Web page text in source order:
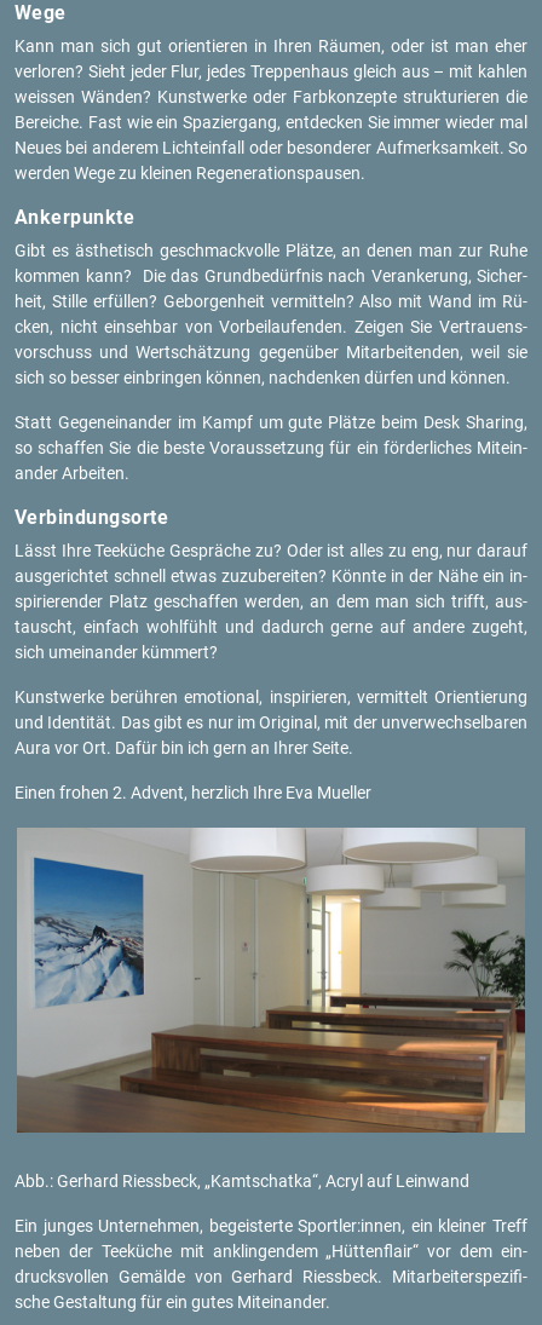
Wege
Kann man sich gut ori­en­tie­ren in Ihren Räu­men, oder ist man eher
ver­lo­ren? Sieht jeder Flur, jedes Trep­pen­haus gleich aus – mit kah­len
weis­sen Wän­den? Kunst­wer­ke oder Farb­kon­zep­te struk­tu­rie­ren die
Be­rei­che. Fast wie ein Spa­zier­gang, ent­de­cken Sie immer wie­der mal
Neues bei an­de­rem Licht­ein­fall oder be­son­de­rer Auf­merk­sam­keit. So
wer­den Wege zu klei­nen Re­ge­ne­ra­ti­ons­pau­sen.
An­ker­punk­te
Gibt es äs­the­tisch ge­schmack­vol­le Plät­ze, an denen man zur Ruhe
kom­men kann? Die das Grund­be­dürf­nis nach Ver­an­ke­rung, Si­cher­
heit, Stil­le er­fül­len? Ge­bor­gen­heit ver­mit­teln? Also mit Wand im Rü­
cken, nicht ein­seh­bar von Vor­bei­lau­fen­den. Zei­gen Sie Ver­trau­ens­
vor­schuss und Wert­schät­zung ge­gen­über Mit­ar­bei­ten­den, weil sie
sich so bes­ser ein­brin­gen kön­nen, nach­den­ken dür­fen und kön­nen.
Statt Ge­gen­ein­an­der im Kampf um gute Plät­ze beim Desk Sharing,
so schaf­fen Sie die beste Vor­aus­set­zung für ein för­der­li­ches Mit­ein­
an­der Ar­bei­ten.
Ver­bin­dungs­or­te
Lässt Ihre Tee­kü­che Ge­sprä­che zu? Oder ist alles zu eng, nur dar­auf
aus­ge­rich­tet schnell etwas zu­zu­be­rei­ten? Könn­te in der Nähe ein in­
spi­rie­ren­der Platz ge­schaf­fen wer­den, an dem man sich trifft, aus­
tauscht, ein­fach wohl­fühlt und da­durch gerne auf an­de­re zu­geht,
sich um­ein­an­der küm­mert?
Kunst­wer­ke be­rüh­ren emo­tio­nal, in­spi­rie­ren, ver­mit­telt Ori­en­tie­rung
und Iden­ti­tät. Das gibt es nur im Ori­gi­nal, mit der un­ver­wech­sel­ba­ren
Aura vor Ort. Dafür bin ich gern an Ihrer Seite.
Einen fro­hen 2. Ad­vent, herz­lich Ihre Eva Mu­el­ler
Abb.: Ger­hard Riess­beck, „Kamt­schat­ka“, Acryl auf Lein­wand
Ein jun­ges Un­ter­neh­men, be­geis­ter­te Sport­ler:innen, ein klei­ner Treff
neben der Tee­kü­che mit an­klin­gen­dem „Hüt­ten­flair“ vor dem ein­
drucks­vol­len Ge­mäl­de von Ger­hard Riess­beck. Mit­ar­bei­ter­spe­zi­fi­
sche Ge­stal­tung für ein gutes Mit­ein­an­der.